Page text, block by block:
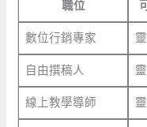
職位
數位行銷專家
自由撰稿人
線上教學導師